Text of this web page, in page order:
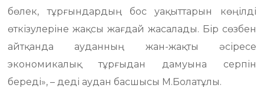
бөлек, тұрғындардың бос уақыттарын көңілді
өткізулеріне жақсы жағдай жасалады. Бір сөзбен
айтқанда ауданның жан-жақты әсіресе
экономикалық тұрғыдан дамуына серпін
береді», – деді аудан басшысы М.Болатұлы.